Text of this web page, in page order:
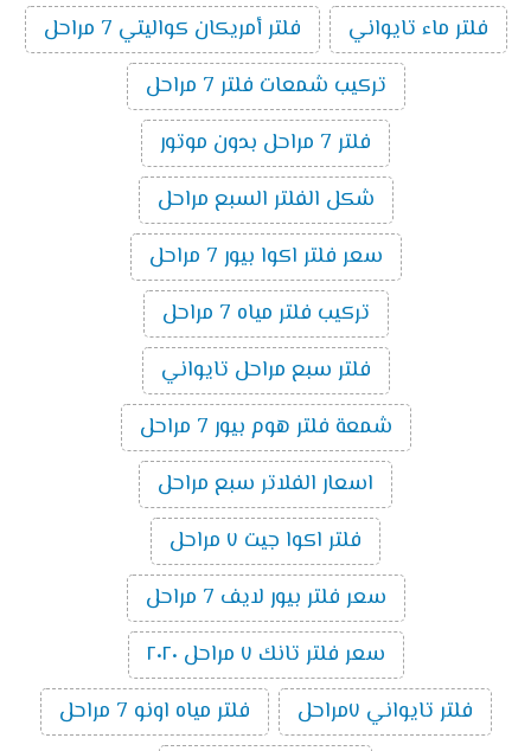
فلتر ماء تايواني
فلتر أمريكان كواليتي 7 مراحل
تركيب شمعات فلتر 7 مراحل
فلتر 7 مراحل بدون موتور
شكل الفلتر السبع مراحل
سعر فلتر اكوا بيور 7 مراحل
تركيب فلتر مياه 7 مراحل
فلتر سبع مراحل تايواني
شمعة فلتر هوم بيور 7 مراحل
اسعار الفلاتر سبع مراحل
فلتر اكوا جيت ٧ مراحل
سعر فلتر بيور لايف 7 مراحل
سعر فلتر تانك ٧ مراحل ٢٠٢٠
فلتر تايواني ٧مراحل
فلتر مياه اونو 7 مراحل